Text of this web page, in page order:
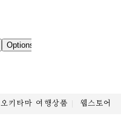
오키타마 여행상품 웹스토어